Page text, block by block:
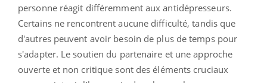
personne réagit différemment aux antidépresseurs.
Certains ne rencontrent aucune difficulté, tandis que
d'autres peuvent avoir besoin de plus de temps pour
s'adapter. Le soutien du partenaire et une approche
ouverte et non critique sont des éléments cruciaux